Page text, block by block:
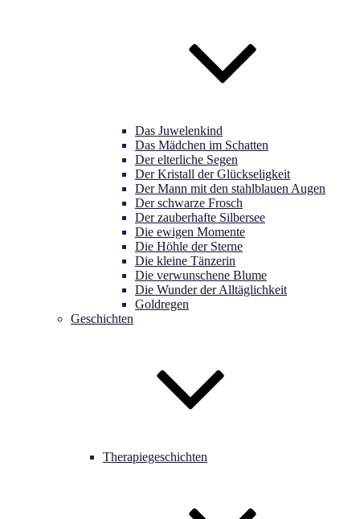
Das Juwelenkind
Das Mädchen im Schatten
Der elterliche Segen
Der Kristall der Glückseligkeit
Der Mann mit den stahlblauen Augen
Der schwarze Frosch
Der zauberhafte Silbersee
Die ewigen Momente
Die Höhle der Sterne
Die kleine Tänzerin
Die verwunschene Blume
Die Wunder der Alltäglichkeit
Goldregen
Geschichten
Therapiegeschichten